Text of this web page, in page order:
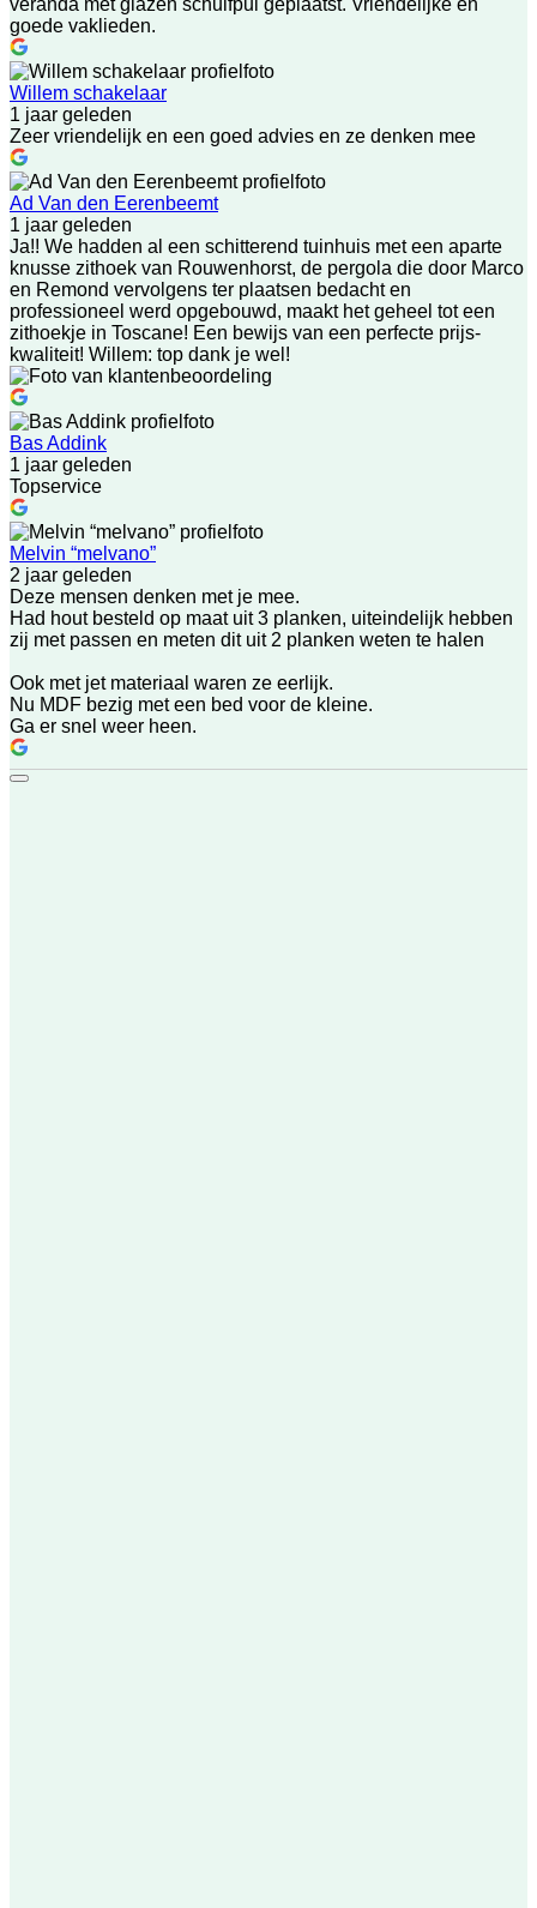
goede vaklieden.
Willem schakelaar
1 jaar geleden
Zeer vriendelijk en een goed advies en ze denken mee
Ad Van den Eerenbeemt
1 jaar geleden
Ja!! We hadden al een schitterend tuinhuis met een aparte
knusse zithoek van Rouwenhorst, de pergola die door Marco
en Remond vervolgens ter plaatsen bedacht en
professioneel werd opgebouwd, maakt het geheel tot een
zithoekje in Toscane! Een bewijs van een perfecte prijs-
kwaliteit! Willem: top dank je wel!
Bas Addink
1 jaar geleden
Topservice
Melvin “melvano”
2 jaar geleden
Deze mensen denken met je mee.
Had hout besteld op maat uit 3 planken, uiteindelijk hebben
zij met passen en meten dit uit 2 planken weten te halen
Ook met jet materiaal waren ze eerlijk.
Nu MDF bezig met een bed voor de kleine.
Ga er snel weer heen.